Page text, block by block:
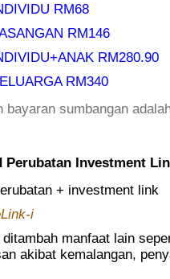
RM68
RM146
RM280.90
RM340
bayaran sumbangan
Perubatan Investment
+ investment link
i
ditambah manfaat lain
akibat kemalangan,